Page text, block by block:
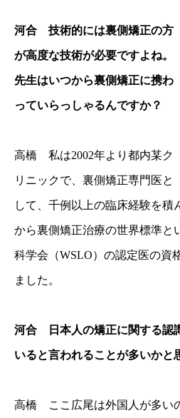
河合 技術的には裏側矯正の方
が高度な技術が必要ですよね。
先生はいつから裏側矯正に携わ
っていらっしゃるんですか？
高橋 私は2002年より都内某ク
リニックで、裏側矯正専門医と
して、千例以上の臨床経験を積
から裏側矯正治療の世界標準と
科学会（WSLO）の認定医の資
ました。
河合 日本人の矯正に関する認
いると言われることが多いかと
高橋 ここ広尾は外国人が多い